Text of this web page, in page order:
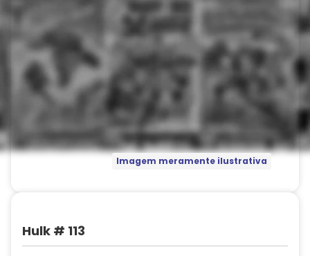
Imagem meramente ilustrativa
Hulk # 113